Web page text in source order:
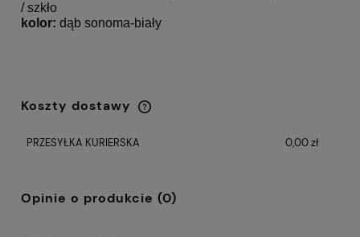
/ szkło
kolor: dąb sonoma-biały
Koszty dostawy
Cena nie zawiera ewentualnych kosztów
PRZESYŁKA KURIERSKA
0,00 zł
Opinie o produkcie (0)